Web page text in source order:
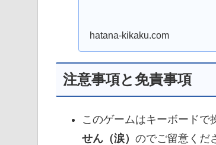
hatana-kikaku.com
注意事項と免責事項
このゲームはキーボードで
せん（涙） のでご留意くだ